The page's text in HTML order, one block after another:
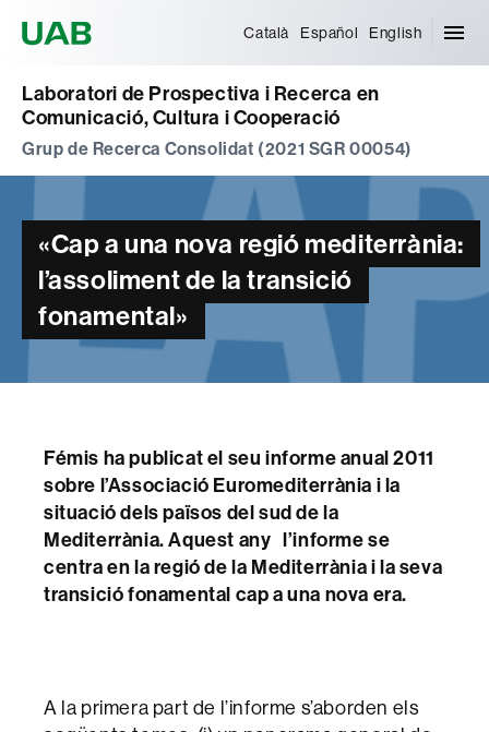
Català Español English
Laboratori de Prospectiva i Recerca en
Comunicació, Cultura i Cooperació
Grup de Recerca Consolidat (2021 SGR 00054)
«Cap a una nova regió mediterrània:
l’assoliment de la transició
fonamental»
Fémis ha publicat el seu informe anual 2011
sobre l’Associació Euromediterrània i la
situació dels països del sud de la
Mediterrània. Aquest any l’informe se
centra en la regió de la Mediterrània i la seva
transició fonamental cap a una nova era.
A la primera part de l’informe s’aborden els